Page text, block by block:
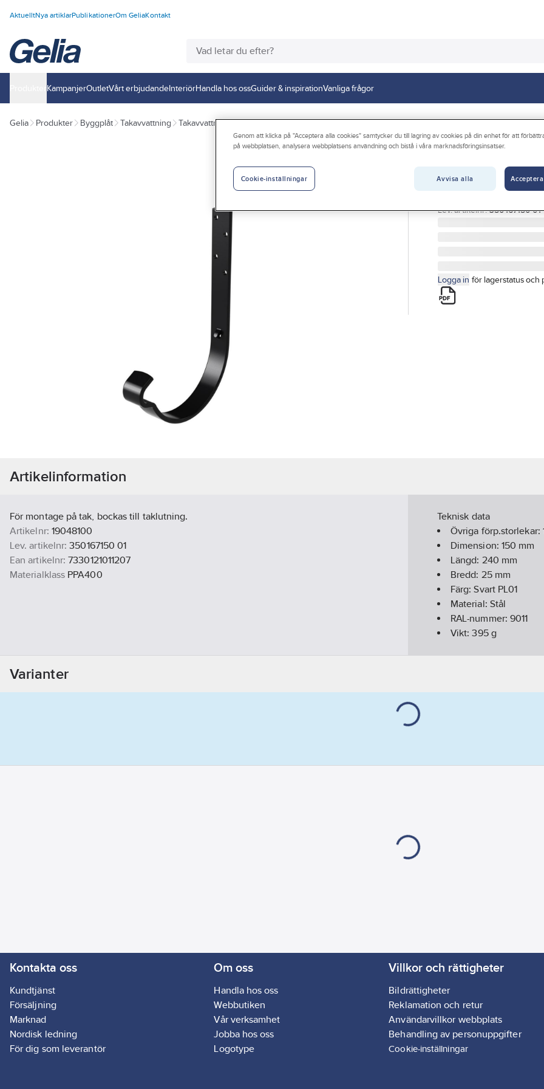
AktuelltNya artiklarPublikationerOm GeliaKontakt
KampanjerOutletVårt erbjudandeInteriörHandla hos ossGuider & inspirationVanliga frågor
Gelia Produkter Byggplåt Takavvattning Takavvattning Stål Detaljer hängrännor stål Rännkrok Snabbkrok Mellan
Snabbkrok
SNABBKROK 150 M
Lev. artikelnr: 350167150 01
Logga in för lagerstatus och
Artikelinformation
För montage på tak, bockas till taklutning.
Artikelnr: 19048100
Lev. artikelnr: 350167150 01
Ean artikelnr: 7330121011207
Materialklass PPA400
Teknisk data
Övriga förp.storlekar:
Dimension: 150 mm
Längd: 240 mm
Bredd: 25mm
Färg:Svart PL01
Material: Stål
RAL-nummer: 9011
Vikt:395g
Varianter
Kontakta oss
Kundtjänst
Försäljning
Marknad
Nordisk ledning
För dig som leverantör
Om oss
Handla hos oss
Webbutiken
Vår verksamhet
Jobba hos oss
Logotype
Villkor och rättigheter
Bildrättigheter
Reklamation och retur
Användarvillkor webbplats
Behandling av personuppgifter
Cookie-inställningar
Genom att klicka på "Acceptera alla cookies" samtycker du till lagring av cookies på din enhet för att
på webbplatsen, analysera webbplatsens användning och bistå i våra marknadsföringsinsatser.
Avvisa alla
Cookie-inställningar